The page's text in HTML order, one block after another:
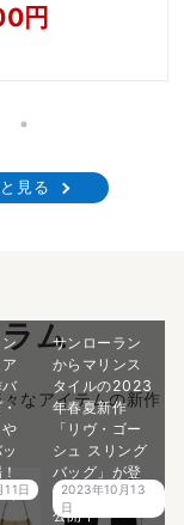
円
見る
ム
なアイテムの新作
ン
日
サンローラン
からマリンス
タイルの2023
年春夏新作
「リヴ・ゴー
シュ スリング
バッグ」が登
場！買取価格
公開中
2023年10月13
日